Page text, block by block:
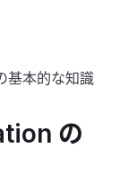
本的な知識
の